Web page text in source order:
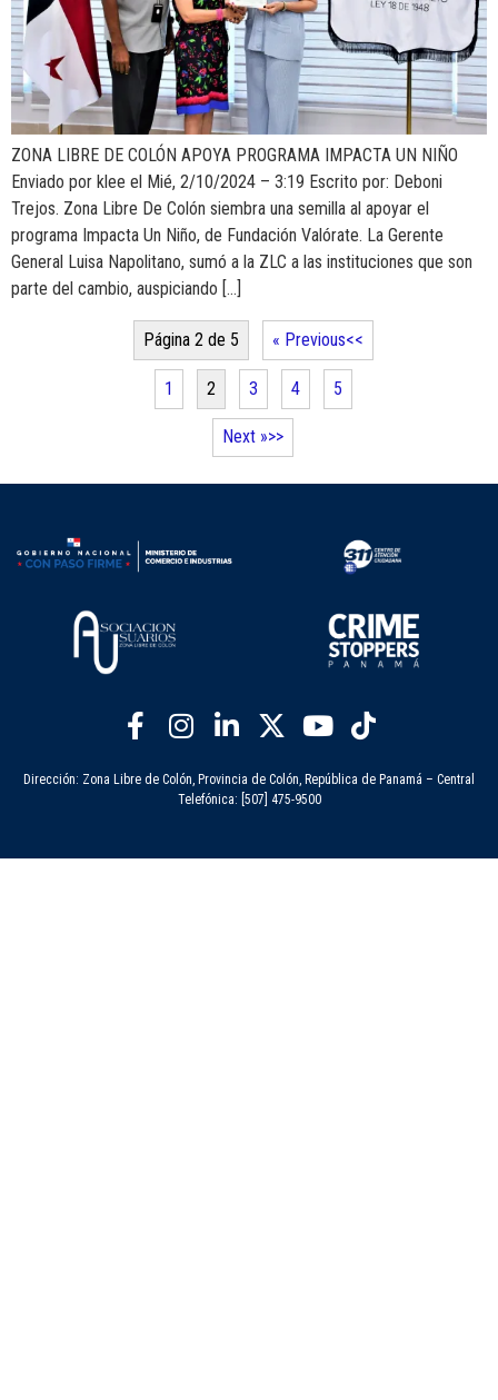
ZONA LIBRE DE COLÓN APOYA PROGRAMA IMPACTA UN NIÑO
Enviado por klee el Mié, 2/10/2024 – 3:19 Escrito por: Deboni
Trejos. Zona Libre De Colón siembra una semilla al apoyar el
programa Impacta Un Niño, de Fundación Valórate. La Gerente
General Luisa Napolitano, sumó a la ZLC a las instituciones que son
parte del cambio, auspiciando […]
Página 2 de 5 « Previous
1 2 3 4 5
Next »
Dirección: Zona Libre de Colón, Provincia de Colón, República de Panamá – Central
Telefónica: [507] 475-9500